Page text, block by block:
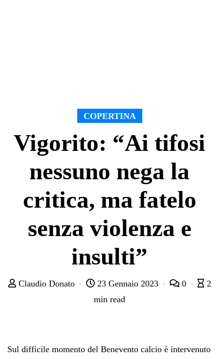
COPERTINA
Vigorito: “Ai tifosi
nessuno nega la
critica, ma fatelo
senza violenza e
insulti”
Claudio Donato 23 Gennaio 2023 0
2
min read
Sul difficile momento del Benevento calcio è intervenuto